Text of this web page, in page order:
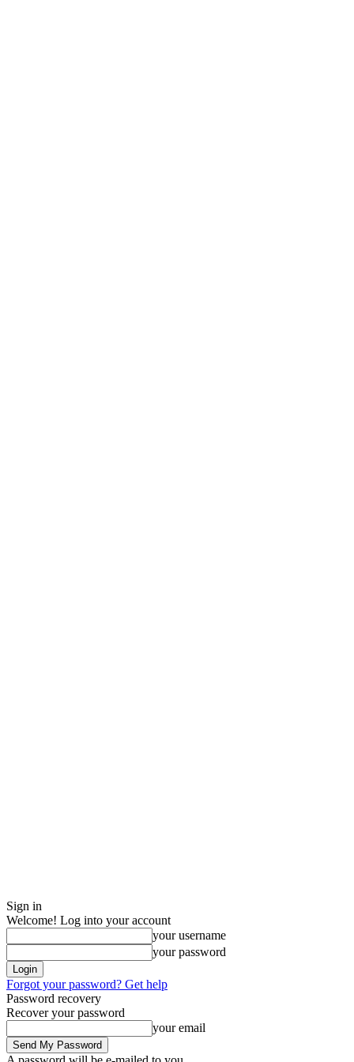
Sign in
Welcome! Log into your account
your username
your password
Forgot your password? Get help
Password recovery
Recover your password
your email